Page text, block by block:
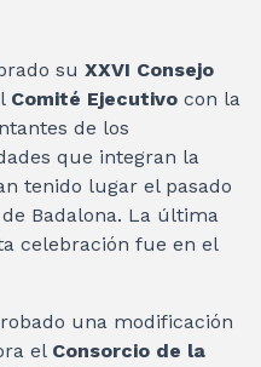
su XXVI Consejo
Comité Ejecutivo con la
de los
que integran la
tenido lugar el pasado
Badalona. La última
celebración fue en el
una modificación
el Consorcio de la